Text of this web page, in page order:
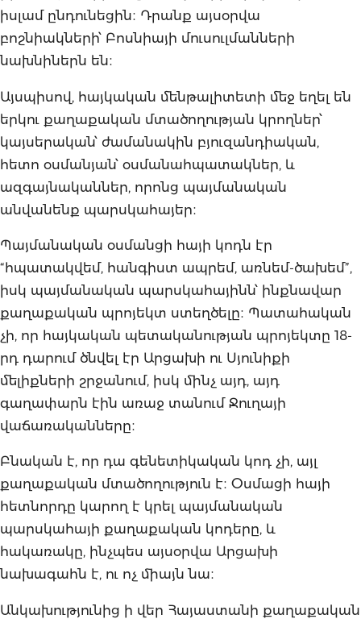
իսլամ ընդունեցին։ Դրանք այսօրվա
բոշնիակների՝ Բոսնիայի մուսուլմանների
նախնիներն են։
Այսպիսով, հայկական մենթալիտետի մեջ եղել են
երկու քաղաքական մտածողության կրողներ՝
կայսերական՝ ժամանակին բյուզանդիական,
հետո օսմանյան՝ օսմանահպատակներ, և
ազգայնականներ, որոնց պայմանական
անվանենք պարսկահայեր։
Պայմանական օսմանցի հայի կոդն էր
“հպատակվեմ, հանգիստ ապրեմ, առնեմ-ծախեմ”,
իսկ պայմանական պարսկահայինն՝ ինքնավար
քաղաքական պրոյեկտ ստեղծելը։ Պատահական
չի, որ հայկական պետականության պրոյեկտը 18-
րդ դարում ծնվել էր Արցախի ու Սյունիքի
մելիքների շրջանում, իսկ մինչ այդ, այդ
գաղափարն էին առաջ տանում Ջուղայի
վաճառականները։
Բնական է, որ դա գենետիկական կոդ չի, այլ
քաղաքական մտածողություն է։ Օսմացի հայի
հետնորդը կարող է կրել պայմանական
պարսկահայի քաղաքական կոդերը, և
հակառակը, ինչպես այսօրվա Արցախի
նախագահն է, ու ոչ միայն նա։
Անկախությունից ի վեր Հայաստանի քաղաքական